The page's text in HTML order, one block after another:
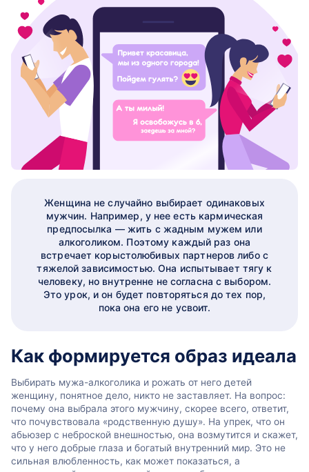
Женщина не случайно выбирает одинаковых
мужчин. Например, у нее есть кармическая
предпосылка — жить с жадным мужем или
алкоголиком. Поэтому каждый раз она
встречает корыстолюбивых партнеров либо с
тяжелой зависимостью. Она испытывает тягу к
человеку, но внутренне не согласна с выбором.
Это урок, и он будет повторяться до тех пор,
пока она его не усвоит.
Как формируется образ идеала
Выбирать мужа-алкоголика и рожать от него детей
женщину, понятное дело, никто не заставляет. На вопрос:
почему она выбрала этого мужчину, скорее всего, ответит,
что почувствовала «родственную душу». На упрек, что он
абьюзер с неброской внешностью, она возмутится и скажет,
что у него добрые глаза и богатый внутренний мир. Это не
сильная влюбленность, как может показаться, а